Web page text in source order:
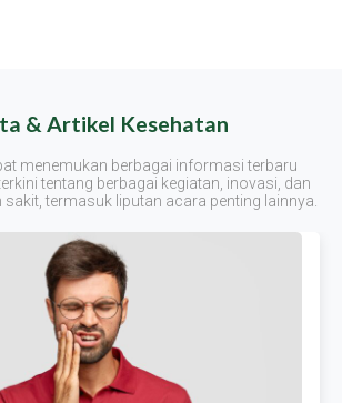
& Artikel Kesehatan
menemukan berbagai informasi terbaru
tentang berbagai kegiatan, inovasi, dan
termasuk liputan acara penting lainnya.